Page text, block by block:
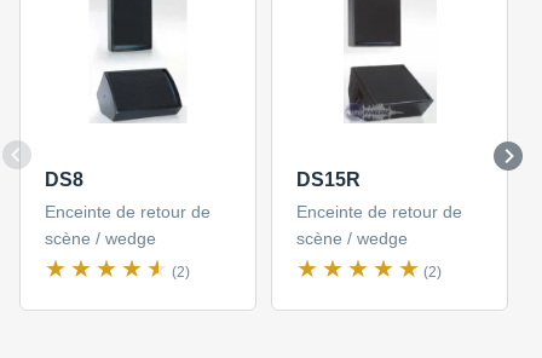
DS8
Enceinte de retour de
scène / wedge
(2)
DS15R
Enceinte de retour de
scène / wedge
(2)